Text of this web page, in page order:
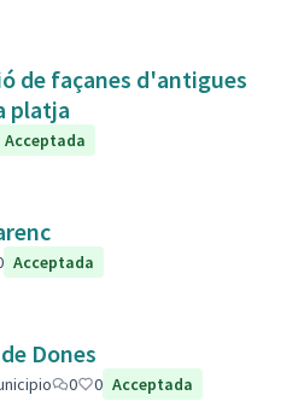
de façanes d'antigues
platja
Acceptada
Acceptada
Dones
0 0 Acceptada